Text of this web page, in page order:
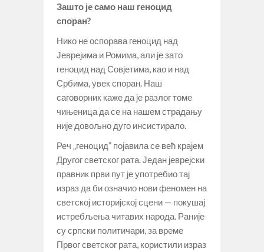
Зашто је само наш геноцид
споран?
Нико не оспорава геноцид над
Јеврејима и Ромима, али је зато
геноцид над Совјетима, као и над
Србима, увек споран. Наш
саговорник каже да је разлог томе
чињеница да се на нашем страдању
није довољно дуго инсистирало.
Реч „геноцид” појавила се већ крајем
Другог светског рата. Један јеврејски
правник први пут је употребио тај
израз да би означио нови феномен на
светској историјској сцени — покушај
истребљења читавих народа. Раније
су српски политичари, за време
Првог светског рата, користили израз